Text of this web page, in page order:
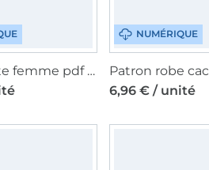
Patron veste femme pdf College Fadenkäfer, en allemand
NUMÉRIQUE
6,96 € / unité